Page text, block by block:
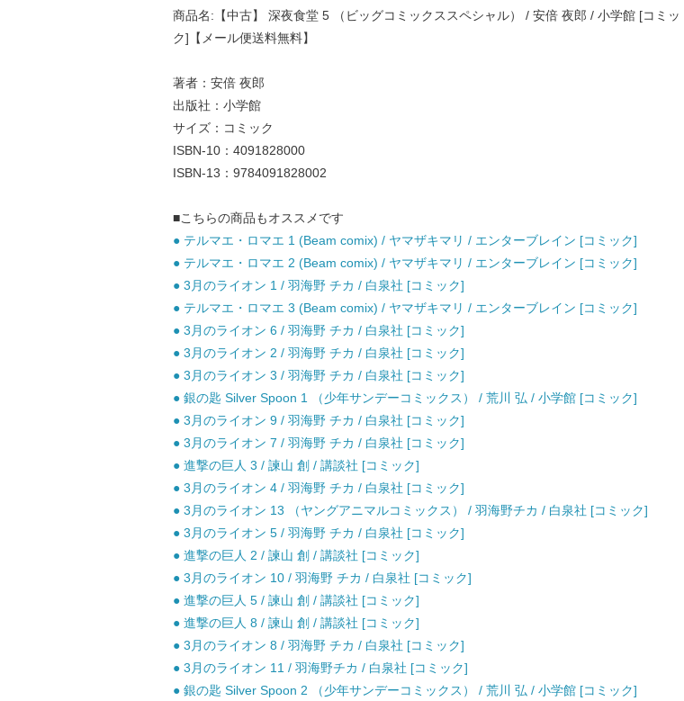
商品名:【中古】 深夜食堂 5 （ビッグコミックススペシャル） / 安倍 夜郎 / 小学館 [コミッ
ク]【メール便送料無料】
著者：安倍 夜郎
出版社：小学館
サイズ：コミック
ISBN-10：4091828000
ISBN-13：9784091828002
■こちらの商品もオススメです
● テルマエ・ロマエ 1 (Beam comix) / ヤマザキマリ / エンターブレイン [コミック]
● テルマエ・ロマエ 2 (Beam comix) / ヤマザキマリ / エンターブレイン [コミック]
● 3月のライオン 1 / 羽海野 チカ / 白泉社 [コミック]
● テルマエ・ロマエ 3 (Beam comix) / ヤマザキマリ / エンターブレイン [コミック]
● 3月のライオン 6 / 羽海野 チカ / 白泉社 [コミック]
● 3月のライオン 2 / 羽海野 チカ / 白泉社 [コミック]
● 3月のライオン 3 / 羽海野 チカ / 白泉社 [コミック]
● 銀の匙 Silver Spoon 1 （少年サンデーコミックス） / 荒川 弘 / 小学館 [コミック]
● 3月のライオン 9 / 羽海野 チカ / 白泉社 [コミック]
● 3月のライオン 7 / 羽海野 チカ / 白泉社 [コミック]
● 進撃の巨人 3 / 諫山 創 / 講談社 [コミック]
● 3月のライオン 4 / 羽海野 チカ / 白泉社 [コミック]
● 3月のライオン 13 （ヤングアニマルコミックス） / 羽海野チカ / 白泉社 [コミック]
● 3月のライオン 5 / 羽海野 チカ / 白泉社 [コミック]
● 進撃の巨人 2 / 諫山 創 / 講談社 [コミック]
● 3月のライオン 10 / 羽海野 チカ / 白泉社 [コミック]
● 進撃の巨人 5 / 諫山 創 / 講談社 [コミック]
● 進撃の巨人 8 / 諫山 創 / 講談社 [コミック]
● 3月のライオン 8 / 羽海野 チカ / 白泉社 [コミック]
● 3月のライオン 11 / 羽海野チカ / 白泉社 [コミック]
● 銀の匙 Silver Spoon 2 （少年サンデーコミックス） / 荒川 弘 / 小学館 [コミック]